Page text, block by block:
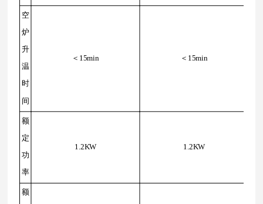
空
炉
升
温
时
间
＜15min ＜15min
额
定
功
率
1.2KW 1.2KW
额